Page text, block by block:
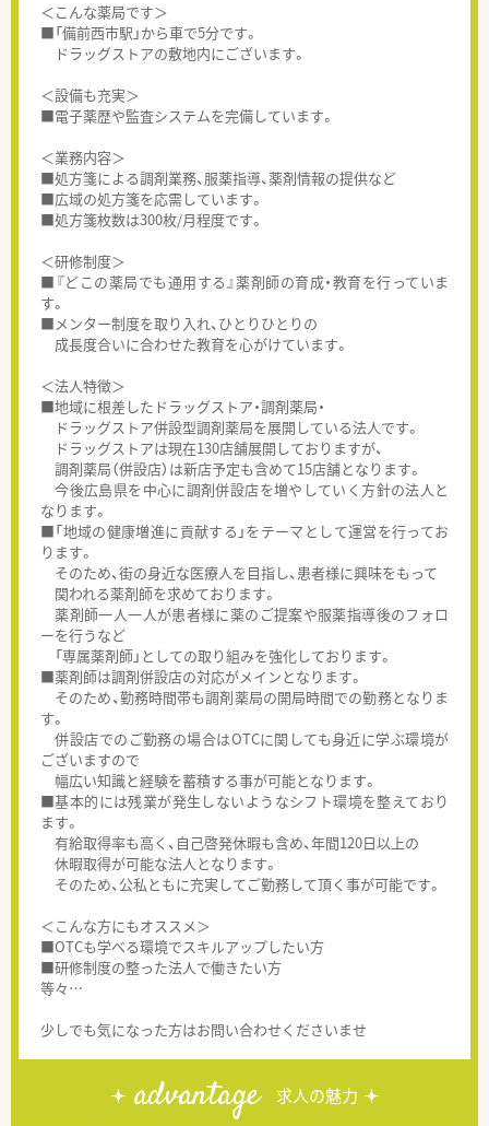
＜こんな薬局です＞
■「備前西市駅」から車で5分です。
ドラッグストアの敷地内にございます。
＜設備も充実＞
■電子薬歴や監査システムを完備しています。
＜業務内容＞
■処方箋による調剤業務、服薬指導、薬剤情報の提供など
■広域の処方箋を応需しています。
■処方箋枚数は300枚/月程度です。
＜研修制度＞
■『どこの薬局でも通用する』薬剤師の育成・教育を行っていま
す。
■メンター制度を取り入れ、ひとりひとりの
成長度合いに合わせた教育を心がけています。
＜法人特徴＞
■地域に根差したドラッグストア・調剤薬局・
ドラッグストア併設型調剤薬局を展開している法人です。
ドラッグストアは現在130店舗展開しておりますが、
調剤薬局（併設店）は新店予定も含めて15店舗となります。
今後広島県を中心に調剤併設店を増やしていく方針の法人と
なります。
■「地域の健康増進に貢献する」をテーマとして運営を行ってお
ります。
そのため、街の身近な医療人を目指し、患者様に興味をもって
関われる薬剤師を求めております。
薬剤師一人一人が患者様に薬のご提案や服薬指導後のフォロ
ーを行うなど
「専属薬剤師」としての取り組みを強化しております。
■薬剤師は調剤併設店の対応がメインとなります。
そのため、勤務時間帯も調剤薬局の開局時間での勤務となりま
す。
併設店でのご勤務の場合はOTCに関しても身近に学ぶ環境が
ございますので
幅広い知識と経験を蓄積する事が可能となります。
■基本的には残業が発生しないようなシフト環境を整えており
ます。
有給取得率も高く、自己啓発休暇も含め、年間120日以上の
休暇取得が可能な法人となります。
そのため、公私ともに充実してご勤務して頂く事が可能です。
＜こんな方にもオススメ＞
■OTCも学べる環境でスキルアップしたい方
■研修制度の整った法人で働きたい方
等々…
少しでも気になった方はお問い合わせくださいませ
advantage 求人の魅力